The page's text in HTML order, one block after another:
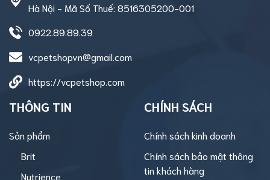
Hà Nội - Mã Số Thuế: 8516305200-001
0922.89.89.39
vcpetshopvn@gmail.com
https://vcpetshop.com
THÔNG TIN
Sản phẩm
Brit
Nutrience
CHÍNH SÁCH
Chính sách kinh doanh
Chính sách bảo mật thông
tin khách hàng